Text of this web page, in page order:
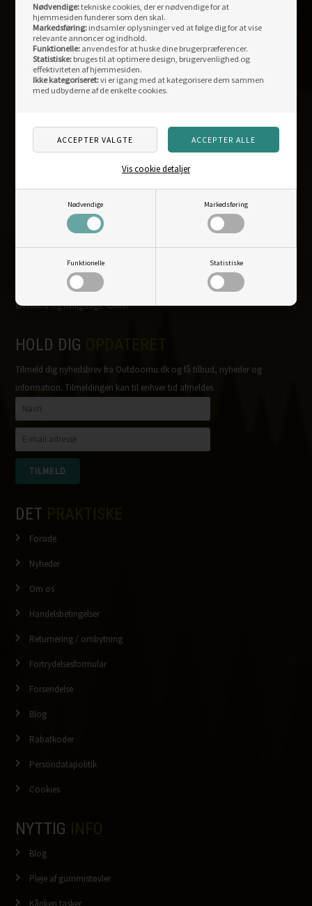
Nødvendige:tekniske cookies, der er nødvendige for at
hjemmesiden funderer som den skal.
Markedsføring: indsamler oplysninger ved at følge dig for at vise
relevante annoncer og indhold.
Funktionelle: anvendes for at huske dine brugerpræferencer.
Statistiske: bruges til at optimere design, brugervenlighed og
effektiviteten af hjemmesiden.
Ikke kategoriseret:vi er igang med at kategorisere dem sammen
med udbyderne af de enkelte cookies.
Nødvendige Markedsføring
Funktionelle Statistiske
Vis cookie detaljer
Fysisk butik:
Storegade 12
DK-6880 Tarm
Åbningstider fysisk butik:
man-fre: 10.00-17.30
Weblager og kontor:
CVR: DK40101187
Telefon support:
Mandag-fredag: 10.00-15.30
Weekend og helligdage: lukket
HOLD DIG
Tilmeld dig nyhedsbrev fra Outdoornu.dk og få tilbud, nyheder og
information. Tilmeldingen kan til enhver tid afmeldes.
DET
Forside
Nyheder
Om os
Handelsbetingelser
Returnering / ombytning
Fortrydelsesformular
Forsendelse
Blog
Rabatkoder
Persondatapolitik
Cookies
NYTTIG
Blog
Pleje af gummistøvler
Kånken tasker